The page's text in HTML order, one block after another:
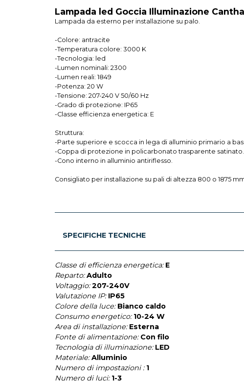
Lampada led Goccia Illuminazione
Lampada da esterno per installazione su palo.
-Colore: antracite
-Temperatura colore: 3000 K
-Tecnologia: led
-Lumen nominali: 2300
-Lumen reali: 1849
-Potenza: 20 W
-Tensione: 207-240 V 50/60 Hz
-Grado di protezione: IP65
-Classe efficienza energetica: E
Struttura:
-Parte superiore e scocca in lega di alluminio primario a
-Coppa di protezione in policarbonato trasparente satinato.
-Cono interno in alluminio antiriflesso.
Consigliato per installazione su pali di altezza 800 o 1875
SPECIFICHE TECNICHE
Classe di efficienza energetica: E
Reparto: Adulto
Voltaggio: 207-240V
Valutazione IP: IP65
Colore della luce: Bianco caldo
Consumo energetico: 10-24 W
Area di installazione: Esterna
Fonte di alimentazione: Con filo
Tecnologia di illuminazione: LED
Materiale: Alluminio
Numero di impostazioni : 1
Numero di luci: 1-3